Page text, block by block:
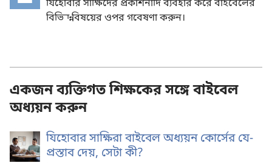
window)
যিহোবার সাক্ষিদের প্রকাশনাদি ব্যবহার করে বাইবেলের
বিভিন্ন বিষয়ের ওপর গবেষণা করুন।
একজন ব্যক্তিগত শিক্ষকের সঙ্গে বাইবেল
অধ্যয়ন করুন
যিহোবার সাক্ষিরা বাইবেল অধ্যয়ন কোর্সের যে-
প্রস্তাব দেয়, সেটা কী?